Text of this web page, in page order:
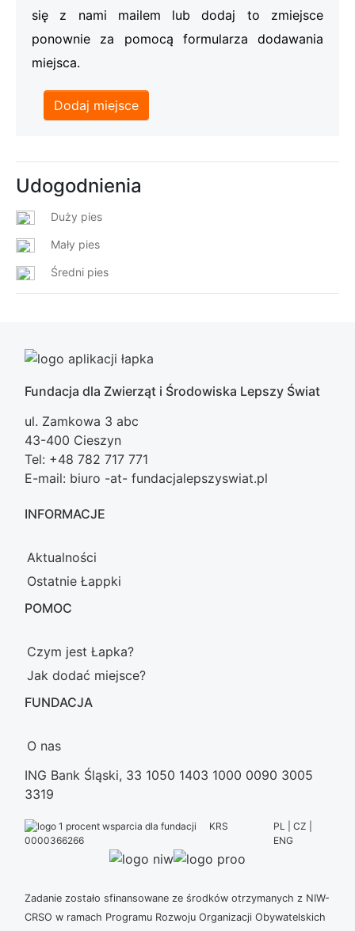
się z nami mailem lub dodaj to zmiejsce
ponownie za pomocą formularza dodawania
miejsca.
Dodaj miejsce
Udogodnienia
Duży pies
Mały pies
Średni pies
Fundacja dla Zwierząt i Środowiska Lepszy Świat
ul. Zamkowa 3 abc
43-400 Cieszyn
Tel: +48 782 717 771
E-mail: biuro -at- fundacjalepszyswiat.pl
INFORMACJE
Aktualności
Ostatnie Łappki
POMOC
Czym jest Łapka?
Jak dodać miejsce?
FUNDACJA
O nas
ING Bank Śląski, 33 1050 1403 1000 0090 3005
3319
KRS
0000366266
PL | CZ |
ENG
Zadanie zostało sfinansowane ze środków otrzymanych z NIW-
CRSO w ramach Programu Rozwoju Organizacji Obywatelskich